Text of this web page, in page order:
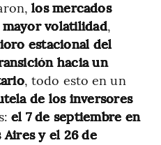
los mercados
volatilidad,
estacional del
hacia un
, todo esto en un
de los inversores
el 7 de septiembre en
y el 26 de